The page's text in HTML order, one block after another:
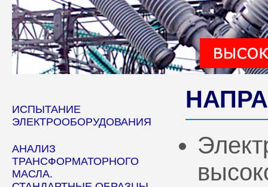
ИСПЫТАНИЕ
ЭЛЕКТРООБОРУДОВАНИЯ
АНАЛИЗ
ТРАНСФОРМАТОРНОГО
МАСЛА.